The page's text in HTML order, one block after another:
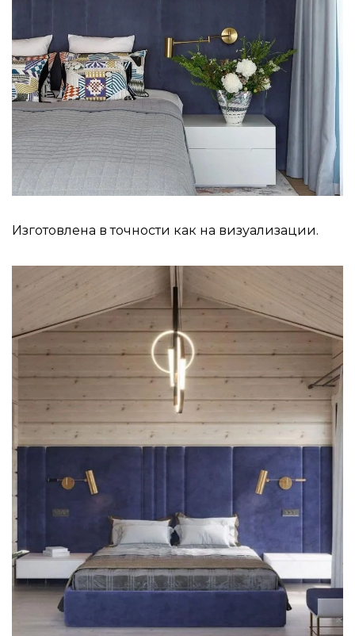
Изготовлена в точности как на визуализации.